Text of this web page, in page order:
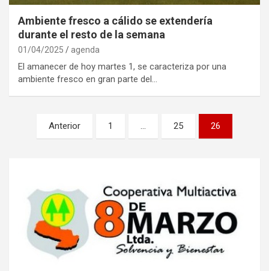
Ambiente fresco a cálido se extendería
durante el resto de la semana
01/04/2025 agenda
El amanecer de hoy martes 1, se caracteriza por una
ambiente fresco en gran parte del…
Navegación
Anterior 1 … 25 26